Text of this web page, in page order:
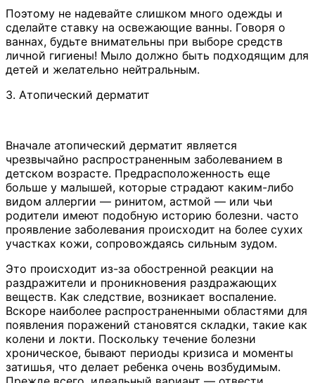
Поэтому не надевайте слишком много одежды и
сделайте ставку на освежающие ванны. Говоря о
ваннах, будьте внимательны при выборе средств
личной гигиены! Мыло должно быть подходящим для
детей и желательно нейтральным.
3. Атопический дерматит
Вначале атопический дерматит является
чрезвычайно распространенным заболеванием в
детском возрасте. Предрасположенность еще
больше у малышей, которые страдают каким-либо
видом аллергии — ринитом, астмой — или чьи
родители имеют подобную историю болезни. часто
проявление заболевания происходит на более сухих
участках кожи, сопровождаясь сильным зудом.
Это происходит из-за обостренной реакции на
раздражители и проникновения раздражающих
веществ. Как следствие, возникает воспаление.
Вскоре наиболее распространенными областями для
появления поражений становятся складки, такие как
колени и локти. Поскольку течение болезни
хроническое, бывают периоды кризиса и моменты
затишья, что делает ребенка очень возбудимым.